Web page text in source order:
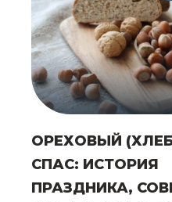
ОРЕХОВЫЙ
СПАС: ИСТОРИЯ
ПРАЗДНИКА,